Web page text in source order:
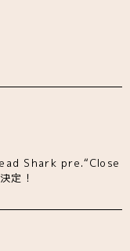
Shark pre.“Close
定！